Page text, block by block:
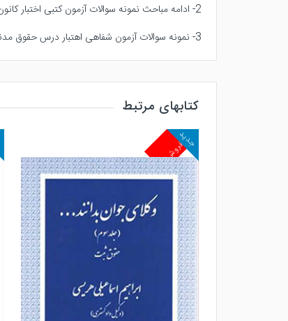
2- ادامه مباحث نمونه سوالات آزمون کتبی اختبار کانون وکلا
3- نمونه سوالات آزمون شفاهی اهتبار درس حقوق مدنی
کتابهای مرتبط
پرفروش
جدید